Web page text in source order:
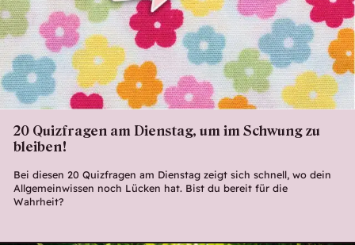
20 Quizfragen am Dienstag, um im Schwung zu
bleiben!
Bei diesen 20 Quizfragen am Dienstag zeigt sich schnell, wo dein
Allgemeinwissen noch Lücken hat. Bist du bereit für die
Wahrheit?